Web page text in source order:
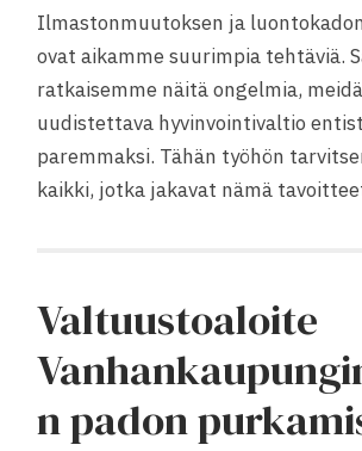
Ilmastonmuutoksen ja
ovat aikamme suurimpia tehtäviä.
ratkaisemme näitä ongelmia,
uudistettava hyvinvointivaltio
paremmaksi. Tähän työhön
kaikki, jotka jakavat nämä
Valtuustoaloite
n padon